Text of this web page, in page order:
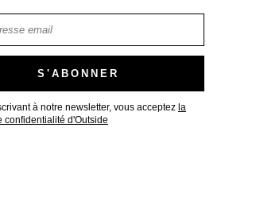
à notre newsletter, vous acceptez la
confidentialité d'Outside